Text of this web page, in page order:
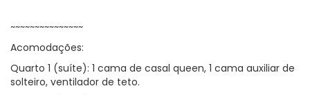
~~~~~~~~~~~~~~~
Acomodações:
Quarto 1 (suíte): 1 cama de casal queen, 1 cama auxiliar de
solteiro, ventilador de teto.